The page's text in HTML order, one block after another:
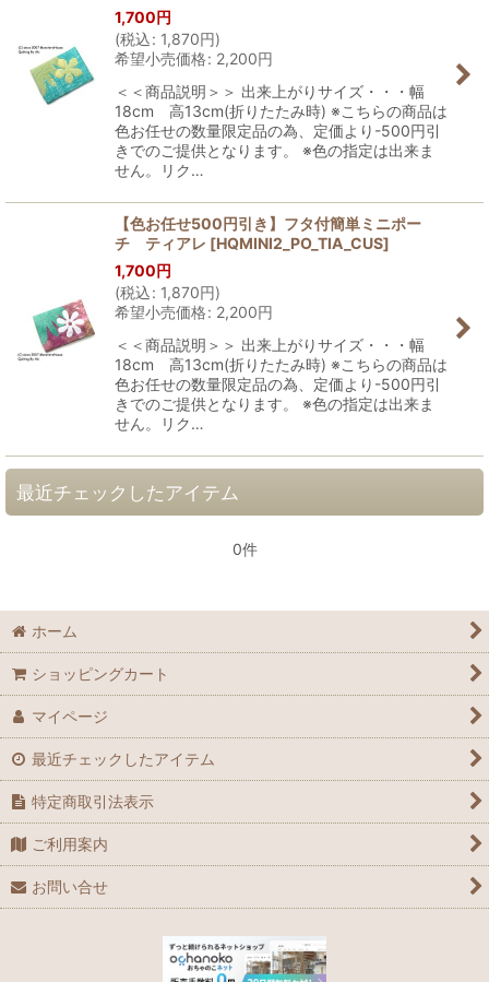
1,700円
(税込: 1,870円)
希望小売価格: 2,200円
＜＜商品説明＞＞ 出来上がりサイズ・・・幅
18cm 高13cm(折りたたみ時) ※こちらの商品は
色お任せの数量限定品の為、定価より-500円引
きでのご提供となります。 ※色の指定は出来ま
せん。リク…
【色お任せ500円引き】フタ付簡単ミニポー
チ ティアレ [HQMINI2_PO_TIA_CUS]
1,700円
(税込: 1,870円)
希望小売価格: 2,200円
＜＜商品説明＞＞ 出来上がりサイズ・・・幅
18cm 高13cm(折りたたみ時) ※こちらの商品は
色お任せの数量限定品の為、定価より-500円引
きでのご提供となります。 ※色の指定は出来ま
せん。リク…
最近チェックしたアイテム
0件
ホーム
ショッピングカート
マイページ
最近チェックしたアイテム
特定商取引法表示
ご利用案内
お問い合せ